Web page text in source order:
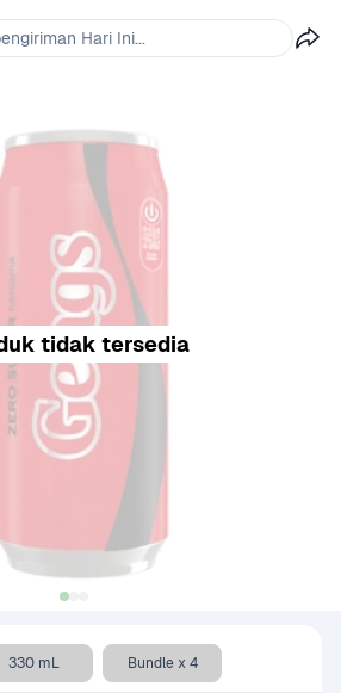
tidak tersedia
330 mL Bundle x 4
Hari Ini...